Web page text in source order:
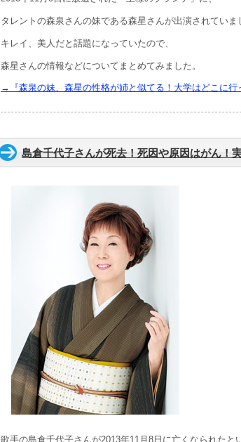
タレントの森泉さんの妹である森星さんが出演されていま
キレイ、美人だと話題になっていたので、
森星さんの情報などについてまとめてみました。
→『森泉の妹、森星の性格が姉と似てる！大学はどこに行
島倉千代子さんが死去！死因や原因はがん！
歌手の島倉千代子さんが2013年11月8日に亡くなられたと